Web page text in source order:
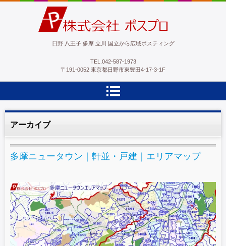
ポスプロ|GPSポスティング100％
日野 八王子 多摩 立川 国立から広域ポスティング
TEL. 042-587-1973
〒191-0052 東京都日野市東豊田4-17-3-1F
アーカイブ
多摩ニュータウン｜軒並・戸建｜エリアマップ